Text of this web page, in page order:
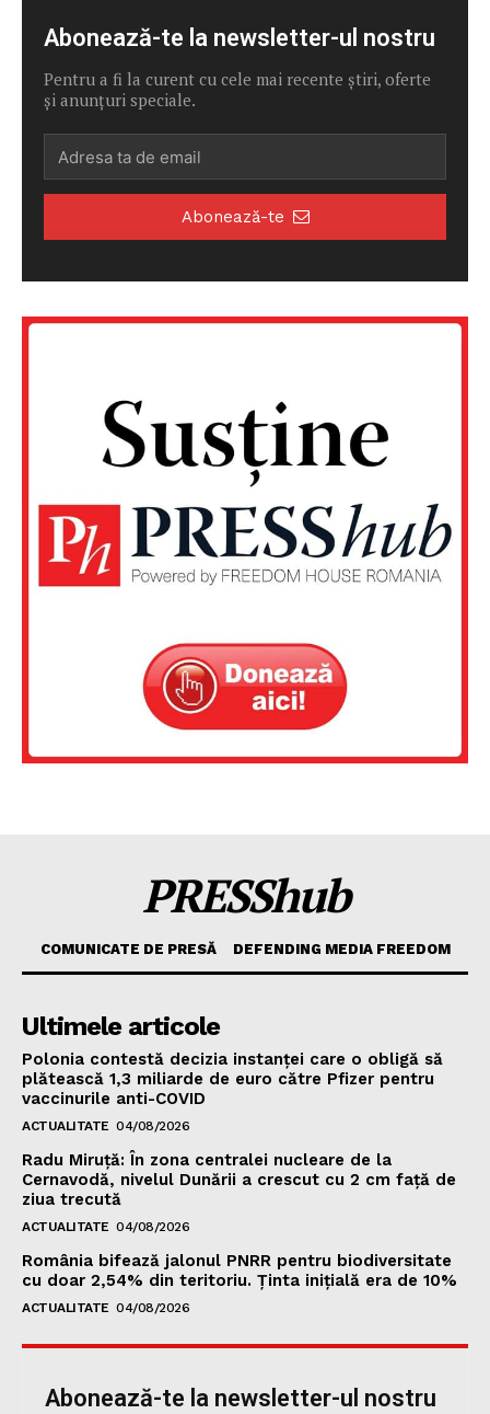
Abonează-te la newsletter-ul nostru
Pentru a fi la curent cu cele mai recente știri, oferte
și anunțuri speciale.
Abonează-te
PRESShub
COMUNICATE DE PRESĂ DEFENDING MEDIA FREEDOM
Ultimele articole
Polonia contestă decizia instanței care o obligă să
plătească 1,3 miliarde de euro către Pfizer pentru
vaccinurile anti-COVID
ACTUALITATE 04/08/2026
Radu Miruţă: În zona centralei nucleare de la
Cernavodă, nivelul Dunării a crescut cu 2 cm faţă de
ziua trecută
ACTUALITATE 04/08/2026
România bifează jalonul PNRR pentru biodiversitate
cu doar 2,54% din teritoriu. Ținta inițială era de 10%
ACTUALITATE 04/08/2026
Abonează-te la newsletter-ul nostru